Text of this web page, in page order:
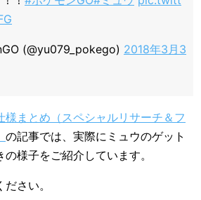
(@yu079_pokego) 2018年3月3
様まとめ（スペシャルリサーチ＆フ
の記事では、実際にミュウのゲット
様子をご紹介しています。
さい。